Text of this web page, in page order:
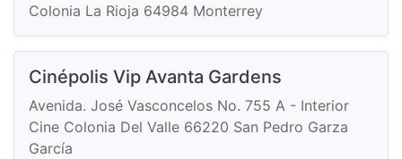
Colonia La Rioja 64984 Monterrey
Cinépolis Vip Avanta Gardens
Avenida. José Vasconcelos No. 755 A - Interior
Cine Colonia Del Valle 66220 San Pedro Garza
García